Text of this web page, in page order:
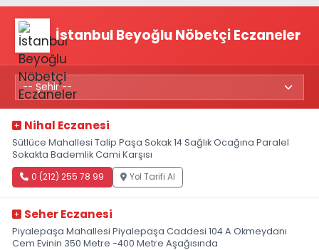
İstanbul Beyoğlu Nöbetçi Eczaneler
Nihal Eczanesi
Sütlüce Mahallesi Talip Paşa Sokak 14 Sağlık Ocağına Paralel
Sokakta Bademlik Cami Karşısı
0 (212) 255 78 99 Yol Tarifi Al
Seher Eczanesi
Piyalepaşa Mahallesi Piyalepaşa Caddesi 104 A Okmeydanı
Cem Evinin 350 Metre -400 Metre Aşağısında